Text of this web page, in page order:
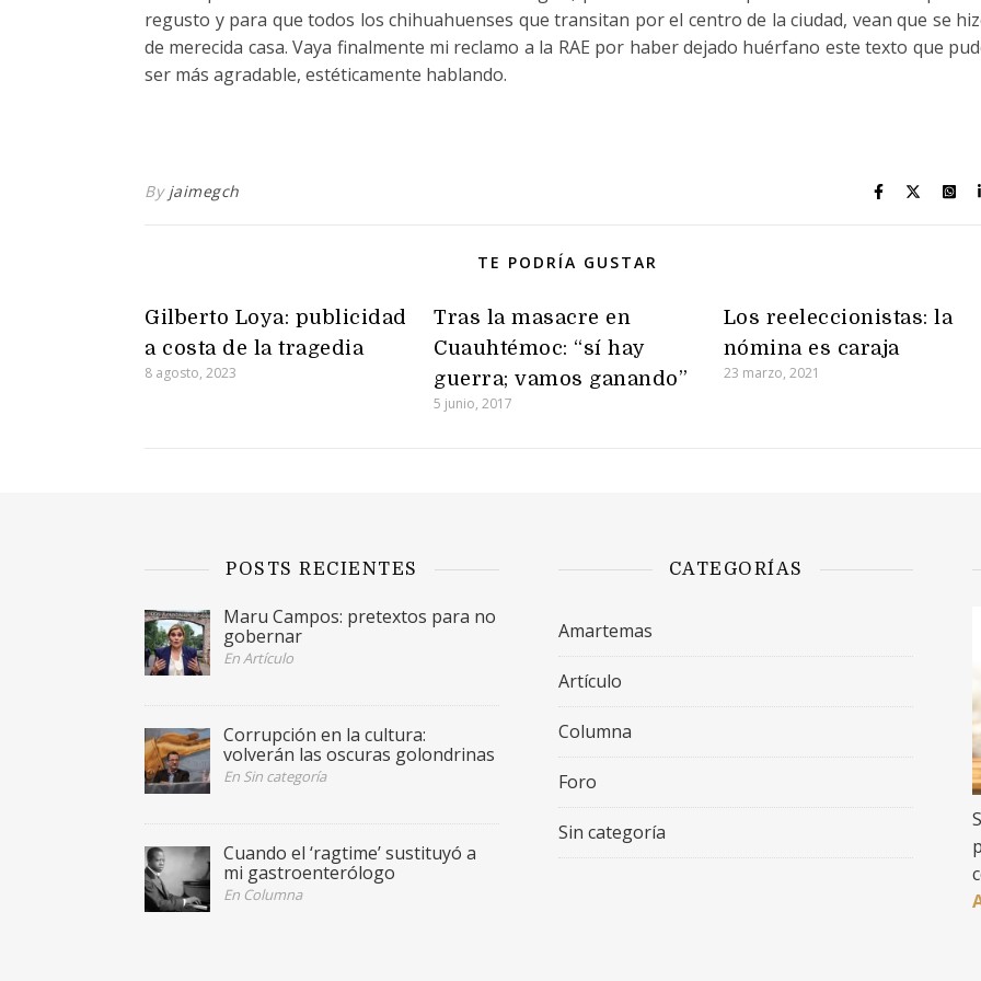
regusto y para que todos los chihuahuenses que transitan por el centro de la ciudad, vean que se
de merecida casa. Vaya finalmente mi reclamo a la RAE por haber dejado huérfano este texto que
ser más agradable, estéticamente hablando.
By jaimegch
TE PODRÍA GUSTAR
Gilberto Loya: publicidad
a costa de la tragedia
8 agosto, 2023
Tras la masacre en
Cuauhtémoc: “sí hay
guerra; vamos ganando”
5 junio, 2017
Los reeleccionistas: la
nómina es caraja
23 marzo, 2021
POSTS RECIENTES
Maru Campos: pretextos para no
gobernar
En Artículo
Corrupción en la cultura:
volverán las oscuras golondrinas
En Sin categoría
Cuando el ‘ragtime’ sustituyó a
mi gastroenterólogo
En Columna
CATEGORÍAS
Amartemas
Artículo
Columna
Foro
Sin categoría